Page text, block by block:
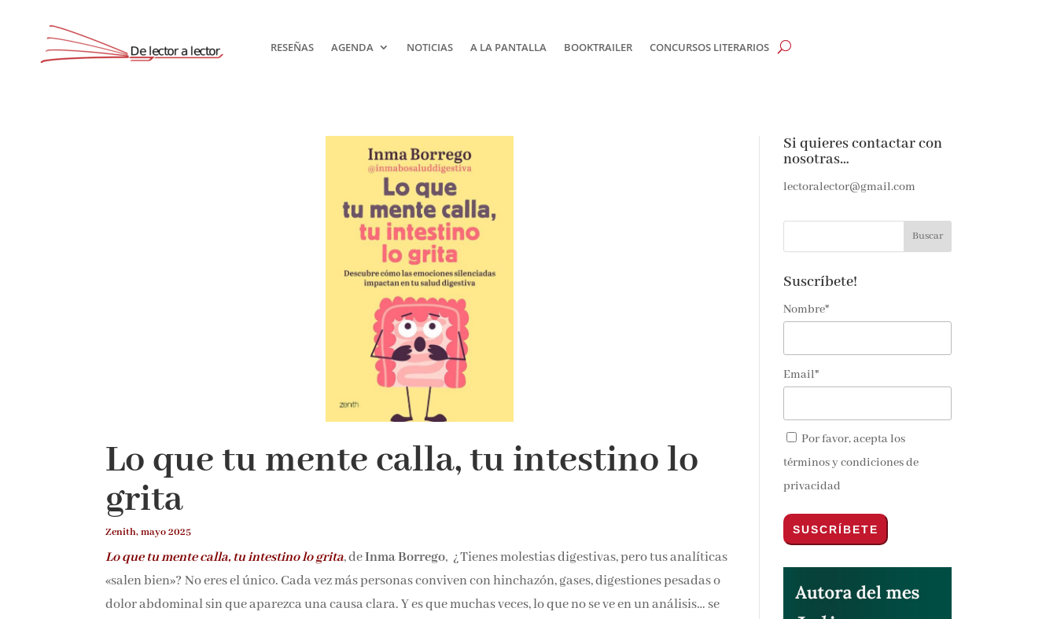
RESEÑAS AGENDA NOTICIAS A LA PANTALLA BOOKTRAILER CONCURSOS LITERARIOS
Lo que tu mente calla, tu intestino lo
grita
Zenith, mayo 2025
Lo que tu mente calla, tu intestino lo grita, deInma Borrego, ¿Tienes molestias digestivas, pero tus analíticas
«salen bien»? No eres el único. Cada vez más personas conviven con hinchazón, gases, digestiones pesadas o
dolor abdominal sin que aparezca una causa clara. Y es que muchas veces, lo que no se ve en un análisis… se
Si quieres contactar con
nosotras…
lectoralector@gmail.com
Suscríbete!
Nombre*
Email*
Por favor, acepta los
términos y condiciones de
privacidad